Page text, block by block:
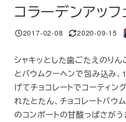
コラーデンアッ
投稿日
2017-02-08
更新日
2020-09-15
シャキッとした歯ごたえのり
とバウムクーヘンで包み込み
げてチョコレートでコーティン
れたとたん、チョコレートバウ
のコンポートの甘酸っぱさが